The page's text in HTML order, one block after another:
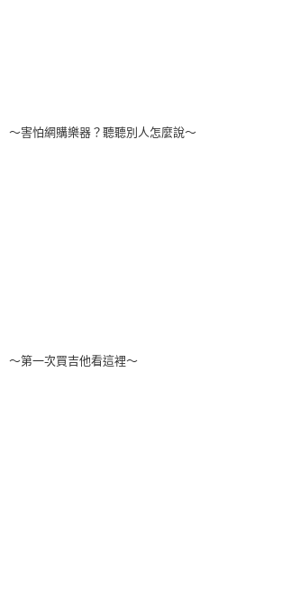
～害怕網購樂器？聽聽別人怎麼說～
～第一次買吉他看這裡～